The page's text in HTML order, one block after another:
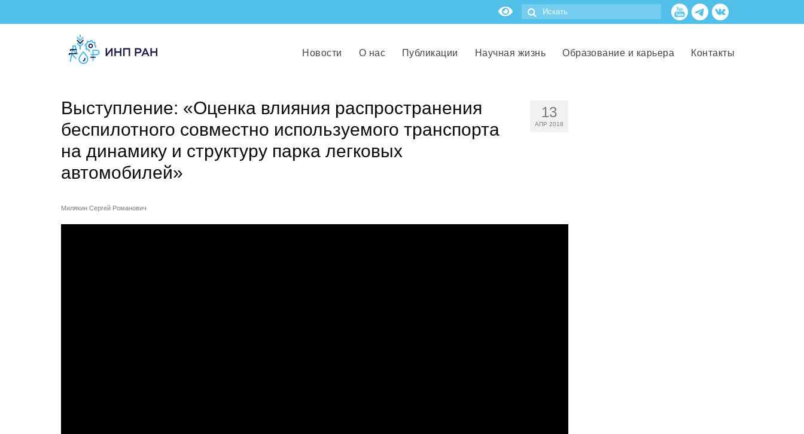
Новости О нас Публикации Научная жизнь Образование и карьера Контакты
13
АПР 2018
Выступление: «Оценка влияния распространения
беспилотного совместно используемого транспорта
на динамику и структуру парка легковых
автомобилей»
Милякин Сергей Романович